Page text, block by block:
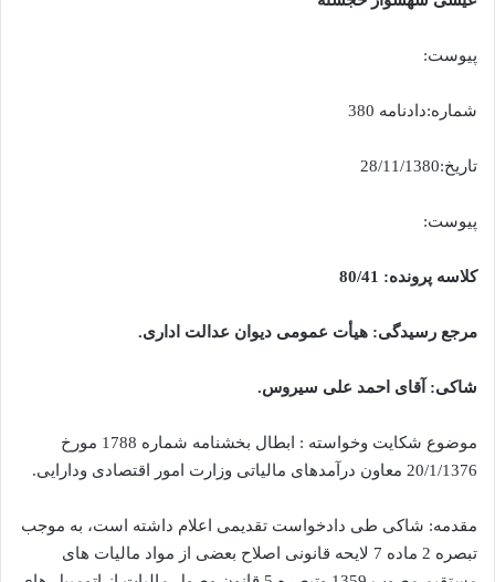
پیوست:
شماره:دادنامه 380
تاریخ:28/11/1380
پیوست:
کلاسه پرونده: 80/41
مرجع رسیدگی: هیأت عمومی دیوان عدالت اداری.
شاکی: آقای احمد علی سیروس.
موضوع شکایت وخواسته : ابطال بخشنامه شماره 1788 مورخ
20/1/1376 معاون درآمدهای مالیاتی وزارت امور اقتصادی ودارایی.
مقدمه: شاکی طی دادخواست تقدیمی اعلام داشته است، به موجب
تبصره 2 ماده 7 لایحه قانونی اصلاح بعضی از مواد مالیات های